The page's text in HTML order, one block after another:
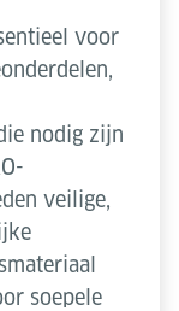
voor
nodig zijn
veilige,
soepele